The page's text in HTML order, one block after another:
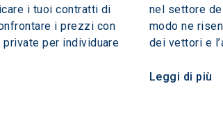
i tuoi contratti di
i prezzi con
per individuare
nel settore
modo ne
dei vettori e
Leggi di più